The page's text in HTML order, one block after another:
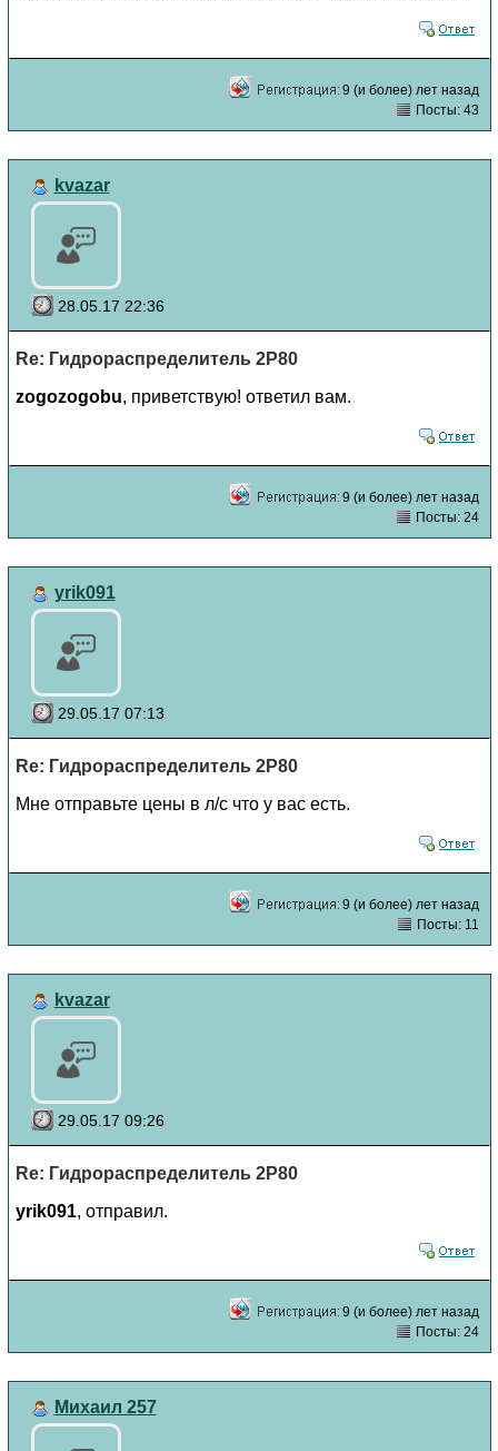
9 (и более) лет назад
Посты: 43
kvazar
28.05.17 22:36
Re: Гидрораспределитель 2Р80
zogozogobu, приветствую! ответил вам.
9 (и более) лет назад
Посты: 24
yrik091
29.05.17 07:13
Re: Гидрораспределитель 2Р80
Мне отправьте цены в л/с что у вас есть.
9 (и более) лет назад
Посты: 11
kvazar
29.05.17 09:26
Re: Гидрораспределитель 2Р80
yrik091, отправил.
9 (и более) лет назад
Посты: 24
Михаил 257